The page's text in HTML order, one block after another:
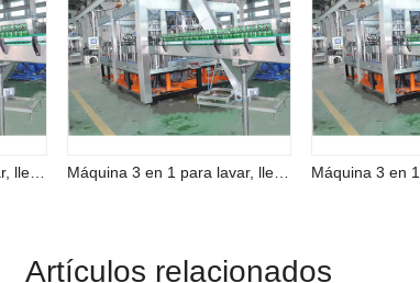
Artículos relacionados